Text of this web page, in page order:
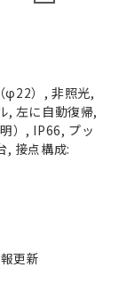
φ22）, 非照光,
, 左に自動復帰,
）, IP66, プッ
, 接点構成:
更新